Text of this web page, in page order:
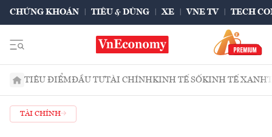
CHỨNG KHOÁN TIÊU & DÙNG XE VNE TV TECH
TIÊU ĐIỂMĐẦU TƯTÀI CHÍNHKINH TẾ SỐKINH TẾ XANH
TÀI CHÍNH